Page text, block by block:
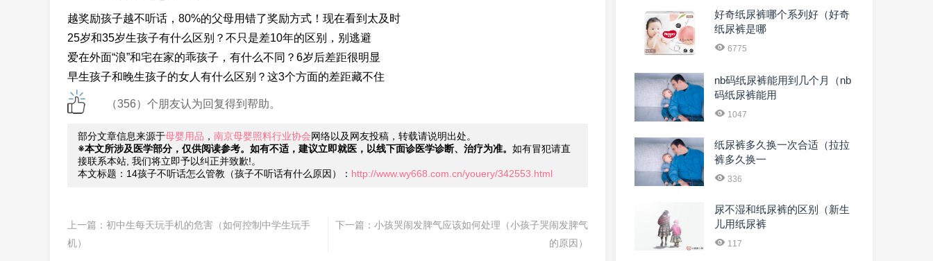
越奖励孩子越不听话，80%的父母用错了奖励方式！现在看到太及时
25岁和35岁生孩子有什么区别？不只是差10年的区别，别逃避
爱在外面“浪”和宅在家的乖孩子，有什么不同？6岁后差距很明显
早生孩子和晚生孩子的女人有什么区别？这3个方面的差距藏不住
（356）个朋友认为回复得到帮助。
部分文章信息来源于母婴用品 ， 南京母婴照料行业协会网络以及网友投稿，转载请说明出处。
※本文所涉及医学部分，仅供阅读参考。如有不适，建议立即就医，以线下面诊医学诊断、治疗为准。 如有冒犯请直
接联系本站, 我们将立即予以纠正并致歉!。
本文标题：14孩子不听话怎么管教（孩子不听话有什么原因）： http://www.wy668.com.cn/youery/342553.html
上一篇： 初中生每天玩手机的危害（如何控制中学生玩手
机）
下一篇： 小孩哭闹发脾气应该如何处理（小孩子哭闹发脾气
的原因）
好奇纸尿裤哪个系列好（好奇
纸尿裤是哪
6775
nb码纸尿裤能用到几个月（nb
码纸尿裤能用
1047
纸尿裤多久换一次合适（拉拉
裤多久换一
336
尿不湿和纸尿裤的区别（新生
儿用纸尿裤
117